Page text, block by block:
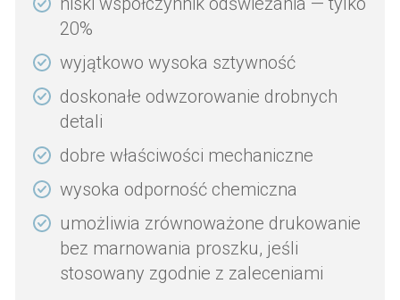
20%
wyjątkowo wysoka sztywność
doskonałe odwzorowanie drobnych
detali
dobre właściwości mechaniczne
wysoka odporność chemiczna
umożliwia zrównoważone drukowanie
bez marnowania proszku, jeśli
stosowany zgodnie z zaleceniami